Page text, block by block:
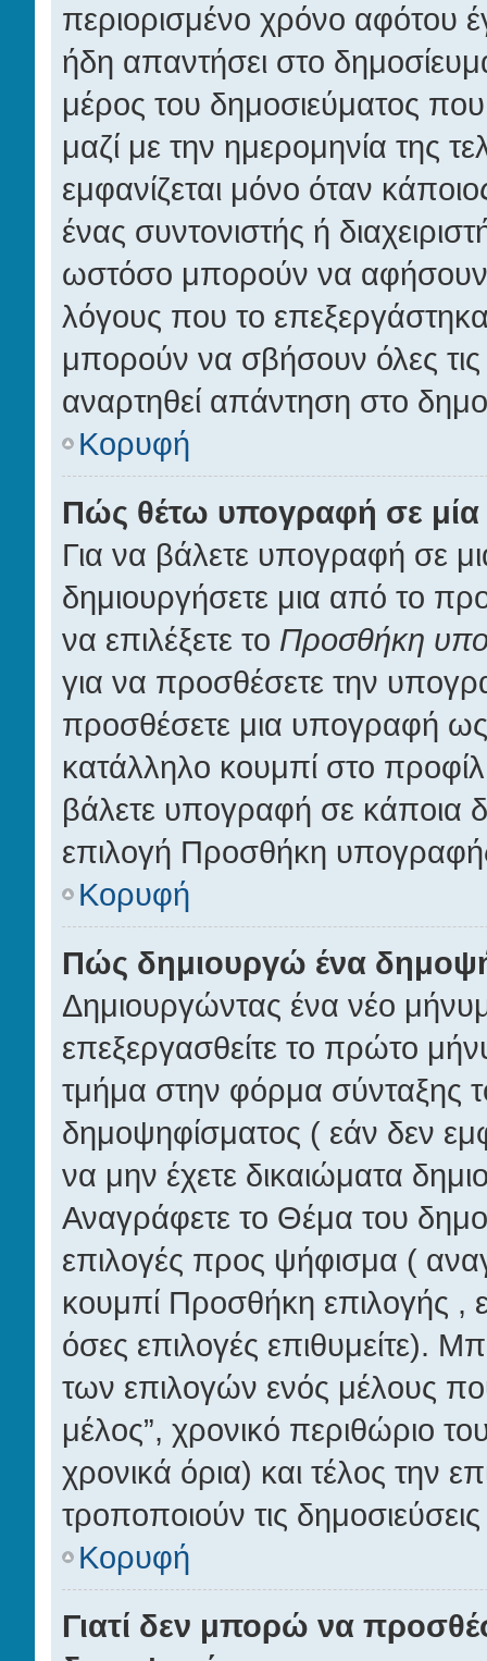
περιορισμένο χρόνο αφότου
ήδη απαντήσει στο
μέρος του δημοσιεύματος
μαζί με την ημερομηνία της
εμφανίζεται μόνο όταν
ένας συντονιστής ή
ωστόσο μπορούν να αφήσουν
λόγους που το
μπορούν να σβήσουν όλες τις
αναρτηθεί απάντηση στο
Κορυφή
Πώς θέτω υπογραφή σε
Για να βάλετε υπογραφή σε
δημιουργήσετε μια από το
να επιλέξετε το Προσθήκη
για να προσθέσετε την
προσθέσετε μια υπογραφή ως
κατάλληλο κουμπί στο
βάλετε υπογραφή σε κάποια
επιλογή Προσθήκη
Κορυφή
Πώς δημιουργώ ένα
Δημιουργώντας ένα νέο
επεξεργασθείτε το πρώτο
τμήμα στην φόρμα σύνταξης
δημοψηφίσματος ( εάν δεν
να μην έχετε δικαιώματα
Αναγράφετε το Θέμα του
επιλογές προς ψήφισμα (
κουμπί Προσθήκη επιλογής ,
όσες επιλογές επιθυμείτε).
των επιλογών ενός μέλους
μέλος”, χρονικό περιθώριο
χρονικά όρια) και τέλος την
τροποποιούν τις
Κορυφή
Γιατί δεν μπορώ να